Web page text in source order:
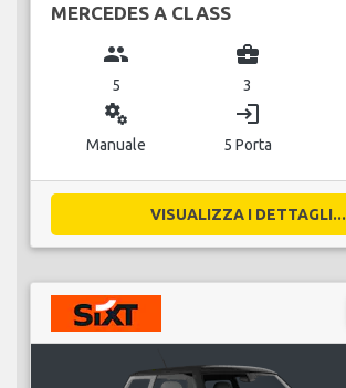
MERCEDES A CLASS
group
5
business_center
3
miscellaneous_services
Manuale
login
5 Porta
VISUALIZZA I DETTAGLI...